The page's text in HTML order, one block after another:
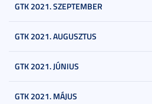
GTK 2021. SZEPTEMBER
GTK 2021. AUGUSZTUS
GTK 2021. JÚNIUS
GTK 2021. MÁJUS